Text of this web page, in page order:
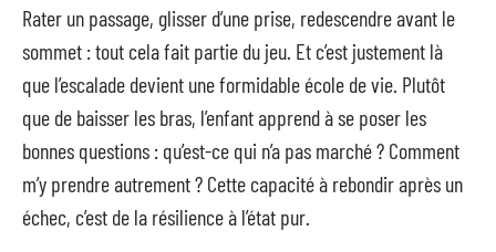
Rater un passage, glisser d’une prise, redescendre avant le
sommet : tout cela fait partie du jeu. Et c’est justement là
que l’escalade devient une formidable école de vie. Plutôt
que de baisser les bras, l’enfant apprend à se poser les
bonnes questions : qu’est-ce qui n’a pas marché ? Comment
m’y prendre autrement ? Cette capacité à rebondir après un
échec, c’est de la résilience à l’état pur.